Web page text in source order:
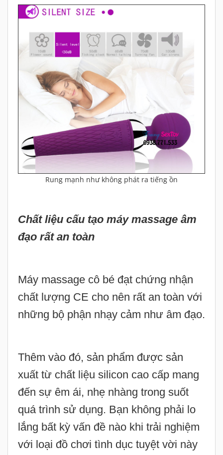
Rung mạnh như không phát ra tiếng ồn
Chất liệu cấu tạo máy massage âm
đạo rất an toàn
Máy massage cô bé đạt chứng nhận
chất lượng CE cho nên rất an toàn với
những bộ phận nhạy cảm như âm đạo.
Thêm vào đó, sản phẩm được sản
xuất từ chất liệu silicon cao cấp mang
đến sự êm ái, nhẹ nhàng trong suốt
quá trình sử dụng. Bạn không phải lo
lắng bất kỳ vấn đề nào khi trải nghiệm
với loại đồ chơi tình dục tuyệt vời này